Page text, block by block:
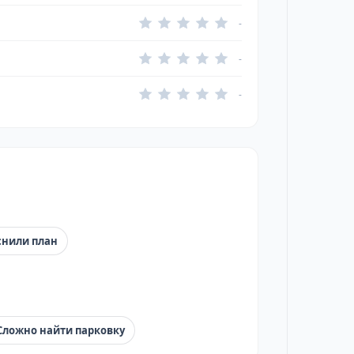
-
-
-
план
найти парковку